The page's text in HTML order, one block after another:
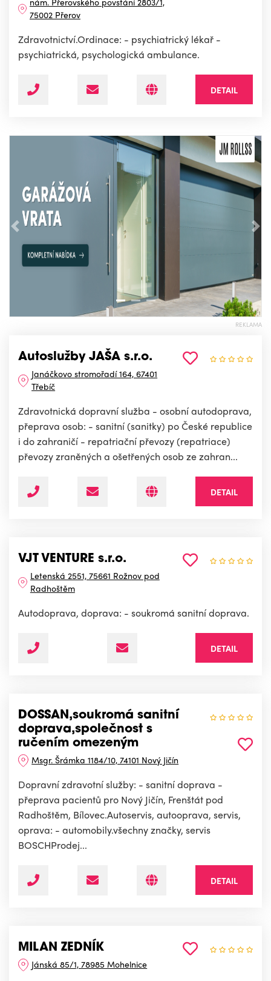
75002 Přerov
Zdravotnictví.Ordinace: - psychiatrický lékař -
psychiatrická, psychologická ambulance.
DETAIL
Předchozí
REKLAMA
Autoslužby JAŠA s.r.o.
Janáčkovo stromořadí 164, 67401
Třebíč
Zdravotnická dopravní služba - osobní autodoprava,
přeprava osob: - sanitní (sanitky) po České republice
i do zahraničí - repatriační převozy (repatriace)
převozy zraněných a ošetřených osob ze zahran...
DETAIL
VJT VENTURE s.r.o.
Letenská 2551, 75661 Rožnov pod
Radhoštěm
Autodoprava, doprava: - soukromá sanitní doprava.
DETAIL
DOSSAN,soukromá sanitní
doprava,společnost s
ručením omezeným
Msgr. Šrámka 1184/10, 74101 Nový Jičín
Dopravní zdravotní služby: - sanitní doprava -
přeprava pacientů pro Nový Jičín, Frenštát pod
Radhoštěm, Bílovec.Autoservis, autooprava, servis,
oprava: - automobily.všechny značky, servis
BOSCHProdej...
DETAIL
MILAN ZEDNÍK
Jánská 85/1, 78985 Mohelnice